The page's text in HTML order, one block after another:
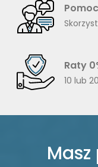
Raty
10 lub